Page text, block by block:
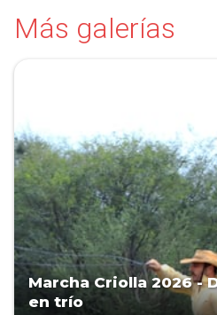
Más galerías
Marcha Criolla 2026 -
en trío